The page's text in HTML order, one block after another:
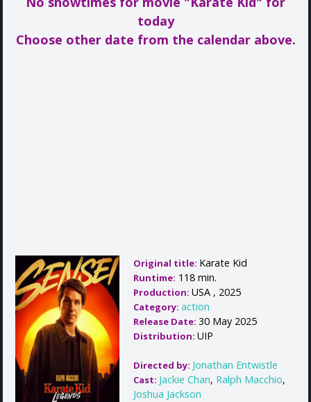
today
Choose other date from the calendar above.
Original title: Karate Kid
Runtime: 118 min.
Production: USA , 2025
Category: action
Release Date: 30 May 2025
Distribution: UIP
Directed by: Jonathan Entwistle
Cast: Jackie Chan, Ralph Macchio,
Joshua Jackson